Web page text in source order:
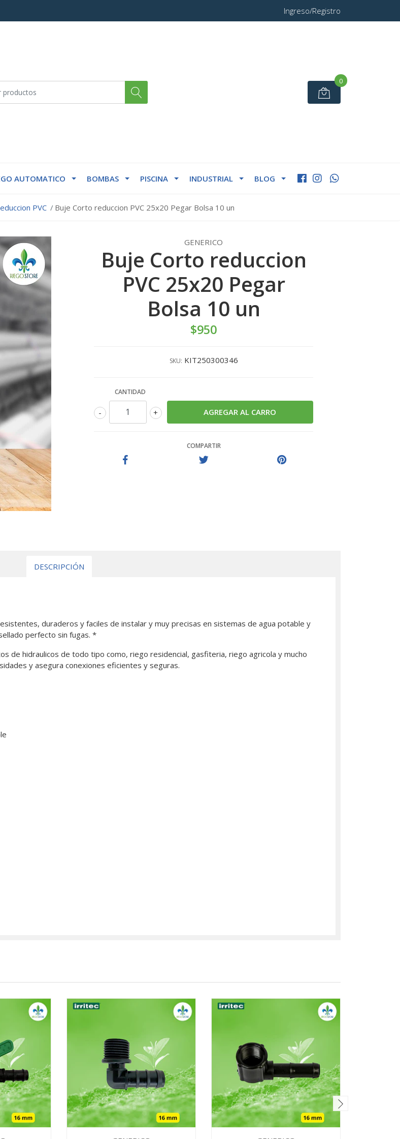
Ingreso/Registro
0
AUTOMATICO BOMBAS PISCINA INDUSTRIAL BLOG
PVC Buje Corto reduccion PVC 25x20 Pegar Bolsa 10 un
GENERICO
Buje Corto reduccion
PVC 25x20 Pegar
Bolsa 10 un
$950
SKU: KIT250300346
CANTIDAD
+
-
COMPARTIR
DESCRIPCIÓN
duraderos y faciles de instalar y muy precisas en sistemas de agua potable y
perfecto sin fugas. *
de hidraulicos de todo tipo como, riego residencial, gasfiteria, riego agricola y mucho
y asegura conexiones eficientes y seguras.